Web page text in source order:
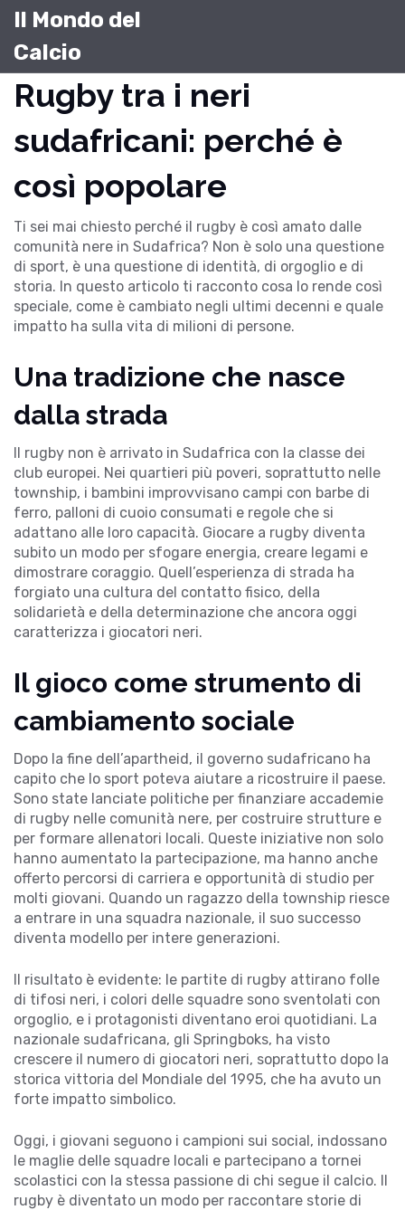
Il Mondo del
Calcio
Rugby tra i neri
sudafricani: perché è
così popolare
Ti sei mai chiesto perché il rugby è così amato dalle
comunità nere in Sudafrica? Non è solo una questione
di sport, è una questione di identità, di orgoglio e di
storia. In questo articolo ti racconto cosa lo rende così
speciale, come è cambiato negli ultimi decenni e quale
impatto ha sulla vita di milioni di persone.
Una tradizione che nasce
dalla strada
Il rugby non è arrivato in Sudafrica con la classe dei
club europei. Nei quartieri più poveri, soprattutto nelle
township, i bambini improvvisano campi con barbe di
ferro, palloni di cuoio consumati e regole che si
adattano alle loro capacità. Giocare a rugby diventa
subito un modo per sfogare energia, creare legami e
dimostrare coraggio. Quell’esperienza di strada ha
forgiato una cultura del contatto fisico, della
solidarietà e della determinazione che ancora oggi
caratterizza i giocatori neri.
Il gioco come strumento di
cambiamento sociale
Dopo la fine dell’apartheid, il governo sudafricano ha
capito che lo sport poteva aiutare a ricostruire il paese.
Sono state lanciate politiche per finanziare accademie
di rugby nelle comunità nere, per costruire strutture e
per formare allenatori locali. Queste iniziative non solo
hanno aumentato la partecipazione, ma hanno anche
offerto percorsi di carriera e opportunità di studio per
molti giovani. Quando un ragazzo della township riesce
a entrare in una squadra nazionale, il suo successo
diventa modello per intere generazioni.
Il risultato è evidente: le partite di rugby attirano folle
di tifosi neri, i colori delle squadre sono sventolati con
orgoglio, e i protagonisti diventano eroi quotidiani. La
nazionale sudafricana, gli Springboks, ha visto
crescere il numero di giocatori neri, soprattutto dopo la
storica vittoria del Mondiale del 1995, che ha avuto un
forte impatto simbolico.
Oggi, i giovani seguono i campioni sui social, indossano
le maglie delle squadre locali e partecipano a tornei
scolastici con la stessa passione di chi segue il calcio. Il
rugby è diventato un modo per raccontare storie di